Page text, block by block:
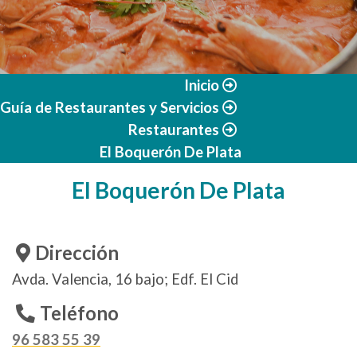
Inicio
Guía de Restaurantes y Servicios
Restaurantes
El Boquerón De Plata
El Boquerón De Plata
Dirección
Avda. Valencia, 16 bajo; Edf. El Cid
Teléfono
96 583 55 39